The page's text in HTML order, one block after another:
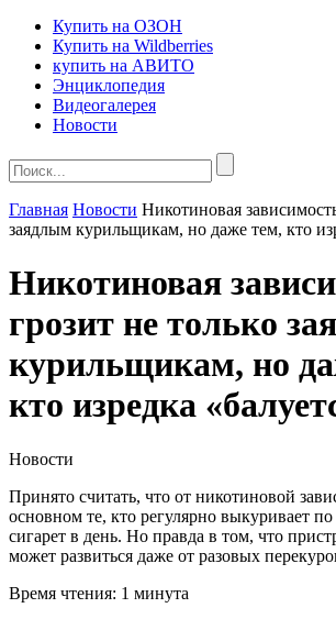
Купить на ОЗОН
Купить на Wildberries
купить на АВИТО
Энциклопедия
Видеогалерея
Новости
Главная Новости Никотиновая
заядлым курильщикам, но даже тем, кто
Никотиновая
грозит не только
курильщикам, но
кто изредка
Новости
Принято считать, что от никотиновой
основном те, кто регулярно выкуривает
сигарет в день. Но правда в том, что
может развиться даже от разовых
Время чтения: 1 минута